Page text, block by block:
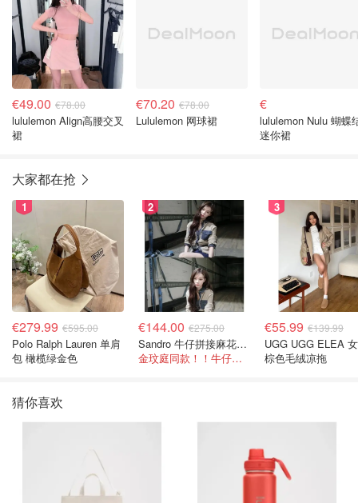
€49.00 €78.00
lululemon Align高腰交叉
裙
€70.20 €78.00
Lululemon 网球裙
€
lululemon Nulu 蝴蝶
迷你裙
大家都在抢
1
€279.99 €595.00
Polo Ralph Lauren 单肩
包 橄榄绿金色
2
€144.00 €275.00
Sandro 牛仔拼接麻花针织夹克
金玟庭同款！！牛仔拼接超有层次感
3
€55.99 €139.99
UGG UGG ELEA
棕色毛绒凉拖
猜你喜欢